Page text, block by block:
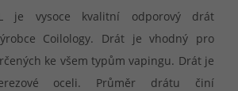
je vysoce kvalitní odporový drát
Coilology. Drát je vhodný pro
ke všem typům vapingu. Drát je
oceli. Průměr drátu činí